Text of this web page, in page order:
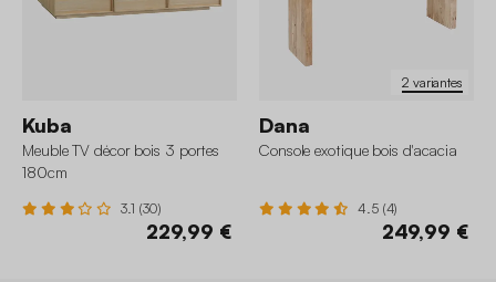
Kuba
Meuble TV décor bois 3 portes
180cm
3.1 (30)
229,99 €
2 variantes
Dana
Console exotique bois d'acacia
4.5 (4)
249,99 €